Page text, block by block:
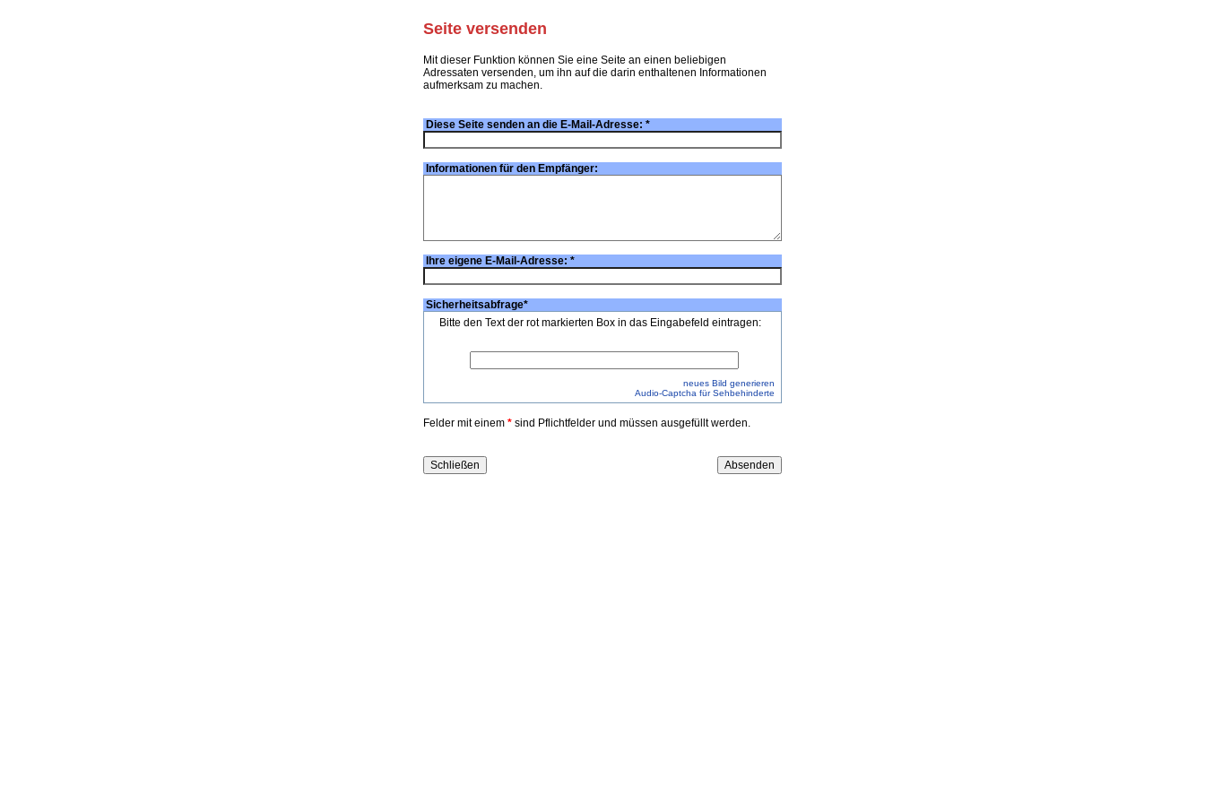
Seite versenden
Mit dieser Funktion können Sie eine Seite an einen beliebigen
Adressaten versenden, um ihn auf die darin enthaltenen Informationen
aufmerksam zu machen.
Diese Seite senden an die E-Mail-Adresse: *
Informationen für den Empfänger:
Ihre eigene E-Mail-Adresse: *
Sicherheitsabfrage*
Bitte den Text der rot markierten Box in das Eingabefeld eintragen:
neues Bild generieren
Audio-Captcha für Sehbehinderte
Felder mit einem * sind Pflichtfelder und müssen ausgefüllt werden.